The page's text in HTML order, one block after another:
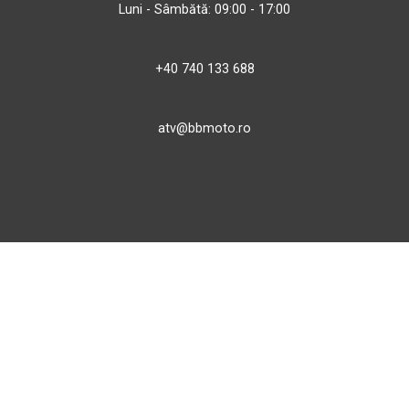
Luni - Sâmbătă: 09:00 - 17:00
+40 740 133 688
atv@bbmoto.ro